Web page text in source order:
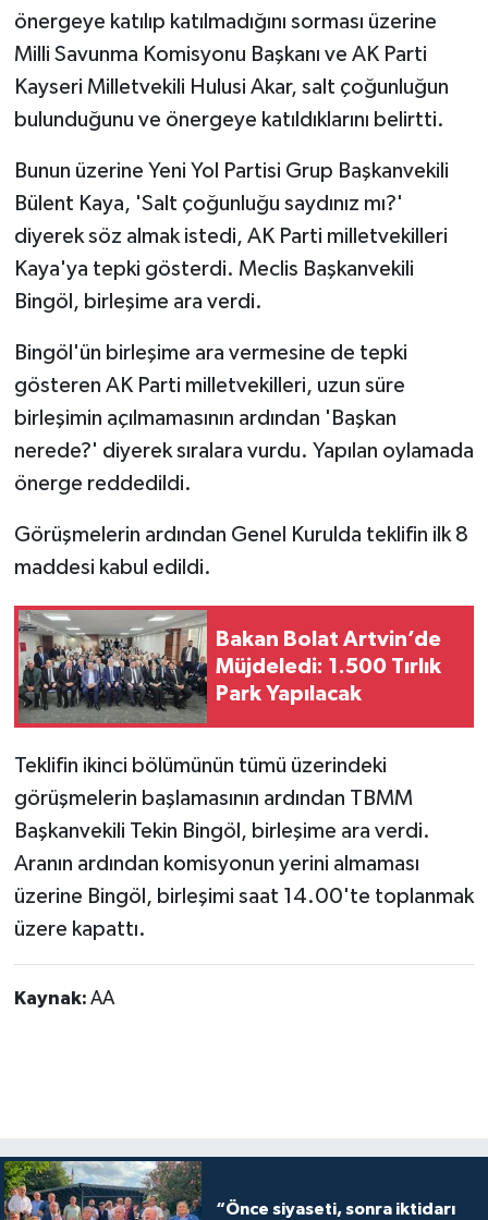
önergeye katılıp katılmadığını sorması üzerine
Milli Savunma Komisyonu Başkanı ve AK Parti
Kayseri Milletvekili Hulusi Akar, salt çoğunluğun
bulunduğunu ve önergeye katıldıklarını belirtti.
Bunun üzerine Yeni Yol Partisi Grup Başkanvekili
Bülent Kaya, 'Salt çoğunluğu saydınız mı?'
diyerek söz almak istedi, AK Parti milletvekilleri
Kaya'ya tepki gösterdi. Meclis Başkanvekili
Bingöl, birleşime ara verdi.
Bingöl'ün birleşime ara vermesine de tepki
gösteren AK Parti milletvekilleri, uzun süre
birleşimin açılmamasının ardından 'Başkan
nerede?' diyerek sıralara vurdu. Yapılan oylamada
önerge reddedildi.
Görüşmelerin ardından Genel Kurulda teklifin ilk 8
maddesi kabul edildi.
Bakan Bolat Artvin’de
Müjdeledi: 1.500 Tırlık
Park Yapılacak
Teklifin ikinci bölümünün tümü üzerindeki
görüşmelerin başlamasının ardından TBMM
Başkanvekili Tekin Bingöl, birleşime ara verdi.
Aranın ardından komisyonun yerini almaması
üzerine Bingöl, birleşimi saat 14.00'te toplanmak
üzere kapattı.
Kaynak: AA
“Önce siyaseti, sonra iktidarı